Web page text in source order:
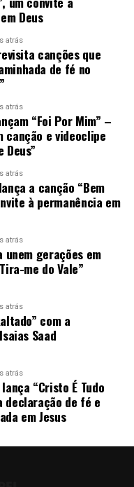
Deus
atrás
canções que
de fé no
atrás
“Foi Por Mim” –
canção e videoclipe
Deus”
atrás
a canção “Bem
à permanência em
atrás
unem gerações em
me do Vale”
atrás
com a
Saad
atrás
“Cristo É Tudo
declaração de fé e
em Jesus